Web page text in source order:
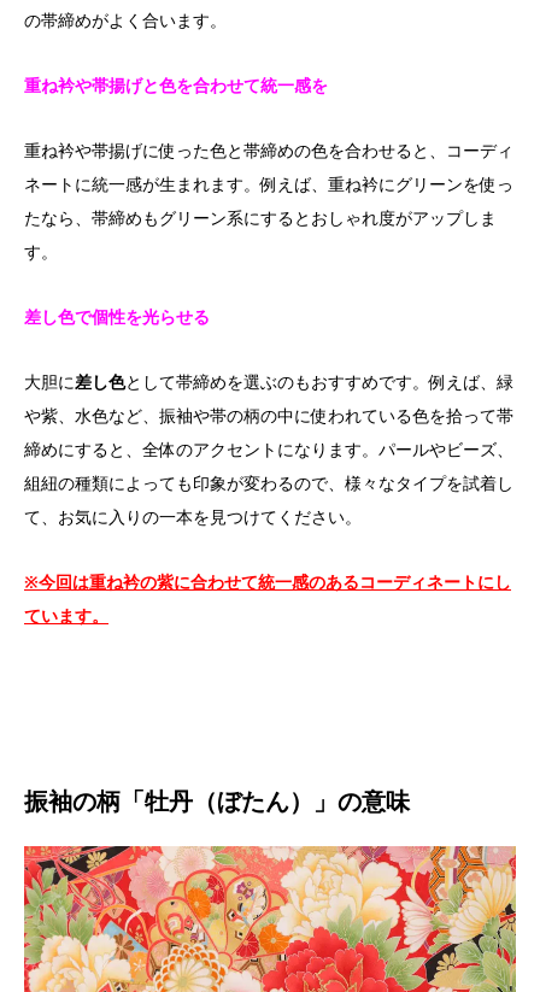
の帯締めがよく合います。
重ね衿や帯揚げと色を合わせて統一感を
重ね衿や帯揚げに使った色と帯締めの色を合わせると、コーディ
ネートに統一感が生まれます。例えば、重ね衿にグリーンを使っ
たなら、帯締めもグリーン系にするとおしゃれ度がアップしま
す。
差し色で個性を光らせる
大胆に差し色として帯締めを選ぶのもおすすめです。例えば、緑
や紫、水色など、振袖や帯の柄の中に使われている色を拾って帯
締めにすると、全体のアクセントになります。パールやビーズ、
組紐の種類によっても印象が変わるので、様々なタイプを試着し
て、お気に入りの一本を見つけてください。
※今回は重ね衿の紫に合わせて統一感のあるコーディネートにし
ています。
振袖の柄「牡丹（ぼたん）」の意味